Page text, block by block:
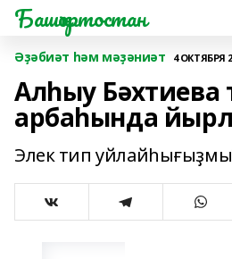
Башҡортостан
Әҙәбиәт һәм мәҙәниәт 4 ОКТЯБРЯ
Алһыу Бәхтиева
арбаһында
Элек тип